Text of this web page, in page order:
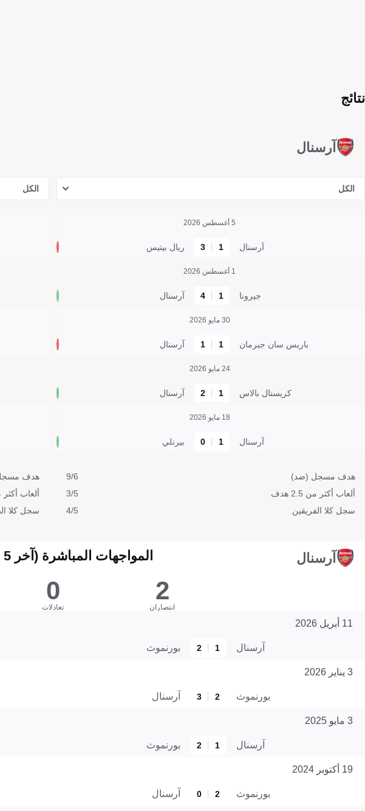
آرسنال
نتائج
الكل
5 أغسطس 2026
آرسنال 1
3 ريال بيتيس
1 أغسطس 2026
جيرونا 1
4 آرسنال
30 مايو 2026
باريس سان جيرمان 1
1 آرسنال
24 مايو 2026
كريستال بالاس 1
2 آرسنال
18 مايو 2026
آرسنال 1
0 بيرنلي
هدف مسجل (ضد)
9/6
ألعاب أكثر من 2.5 هدف
3/5
سجل كلا الفريقين
4/5
الكل
هدف
ألعاب أكثر من
سجل كلا
آرسنال المواجهات المباشرة (آخر 5 مباريات)
2
انتصاران
0
تعادلات
11 أبريل 2026
آرسنال 1
2 بورنموث
3 يناير 2026
بورنموث 2
3 آرسنال
3 مايو 2025
آرسنال 1
2 بورنموث
19 أكتوبر 2024
بورنموث 2
0 آرسنال